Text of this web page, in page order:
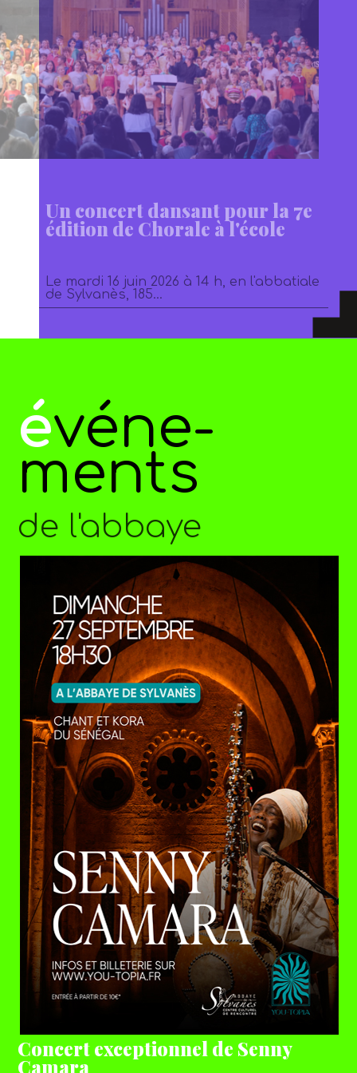
Un concert dansant pour la 7e
édition de Chorale à l'école
Le mardi 16 juin 2026 à 14 h, en l'abbatiale
de Sylvanès, 185…
événe-
ments
de l'abbaye
Concert exceptionnel de Senny
Camara